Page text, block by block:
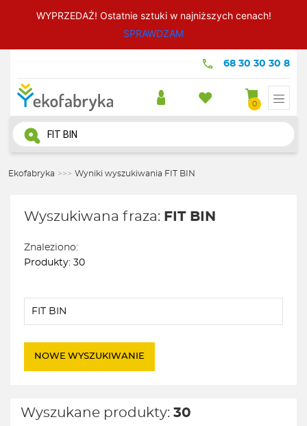
WYPRZEDAŻ! Ostatnie sztuki w najniższych cenach!
SPRAWDZAM
68 30 30 30 8
0
Wyszukiwarka
produktów
Ekofabryka >>> Wyniki wyszukiwania FIT BIN
Wyszukiwana fraza: FIT BIN
Znaleziono:
Produkty: 30
NOWE WYSZUKIWANIE
Wyszukane produkty: 30